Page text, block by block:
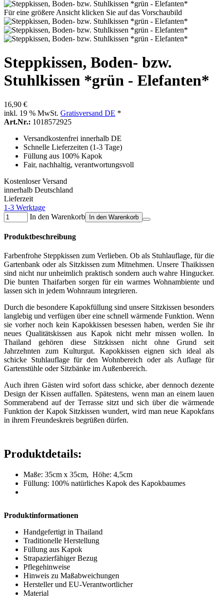
Für eine größere Ansicht klicken Sie auf das Vorschaubild
Steppkissen, Boden- bzw.
Stuhlkissen *grün - Elefanten*
16,90 €
inkl. 19 % MwSt. Gratisversand DE *
Art.Nr.: 1018572925
Versandkostenfrei innerhalb DE
Schnelle Lieferzeiten (1-3 Tage)
Füllung aus 100% Kapok
Fair, nachhaltig, verantwortungsvoll
Kostenloser Versand
innerhalb Deutschland
Lieferzeit
1-3 Werktage
In den Warenkorb
In den Warenkorb
Produktbeschreibung
Farbenfrohe Steppkissen zum Verlieben. Ob als Stuhlauflage, für die
Gartenbank oder als Sitzkissen zum Mitnehmen. Unsere Thaikissen
sind nicht nur unheimlich praktisch sondern auch wahre Hingucker.
Die bunten Thaifarben sorgen für ein warmes Wohnambiente und
lassen sich in jedem Wohnraum integrieren.
Durch die besondere Kapokfüllung sind unsere Sitzkissen besonders
langlebig und verfügen über eine schnell wärmende Funktion. Wenn
sie vorher noch kein Kapokkissen besessen haben, werden Sie ihr
neues Qualitätskissen aus Kapok nicht mehr missen wollen. In
Thailand gehören diese Sitzkissen nicht ohne Grund seit
Jahrzehnten zum Kulturgut. Kapokkissen eignen sich ideal als
schicke Stuhlauflage für den Wohnbereich oder als Auflage für
Gartenstühle oder Sitzbänke im Außenbereich.
Auch ihren Gästen wird sofort dass schicke, aber dennoch dezente
Design der Kissen auffallen. Spätestens, wenn man an einem lauen
Sommerabend auf der Terrasse sitzt und sich über die wärmende
Funktion der Kapok Sitzkissen wundert, wird man neue Kapokfans
in ihrem Freundeskreis begrüßen dürfen.
Produktdetails:
Maße: 35cm x 35cm, Höhe: 4,5cm
Füllung: 100% natürliches Kapok des Kapokbaumes
Produktinformationen
Handgefertigt in Thailand
Traditionelle Herstellung
Füllung aus Kapok
Strapazierfähiger Bezug
Pflegehinweise
Hinweis zu Maßabweichungen
Hersteller und EU-Verantwortlicher
Material